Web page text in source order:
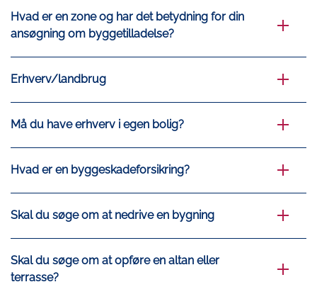
Hvad er en zone og har det betydning for din
ansøgning om byggetilladelse?
Erhverv/landbrug
Må du have erhverv i egen bolig?
Hvad er en byggeskadeforsikring?
Skal du søge om at nedrive en bygning
Skal du søge om at opføre en altan eller
terrasse?